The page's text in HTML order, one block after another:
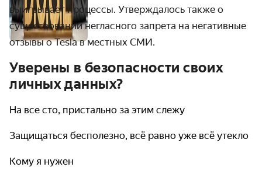
выигрывает процессы. Утверждалось также о
существовании негласного запрета на негативные
отзывы о Tesla в местных СМИ.
Уверены в безопасности своих
личных данных?
На все сто, пристально за этим слежу
Защищаться бесполезно, всё равно уже всё утекло
Кому я нужен